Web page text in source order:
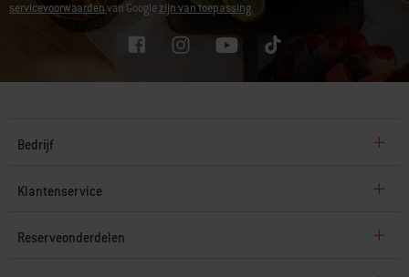
servicevoorwaardenvan Googlezijn van toepassing.
Bedrijf
Klantenservice
Reserveonderdelen